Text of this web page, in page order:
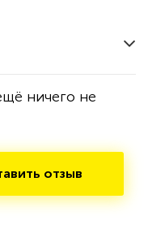
ничего не
отзыв